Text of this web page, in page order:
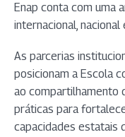
Enap conta com uma
internacional,
As parcerias
posicionam a Escola
ao compartilhamento
práticas para
capacidades estatais